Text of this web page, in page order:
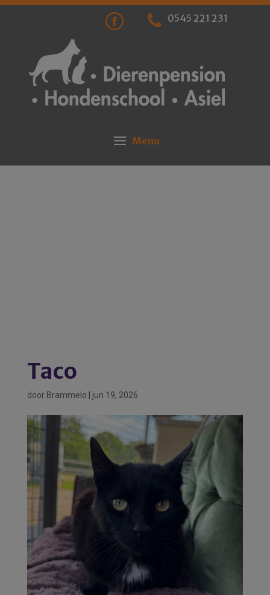
0545 221 231
Taco
door Brammelo jun 19, 2026